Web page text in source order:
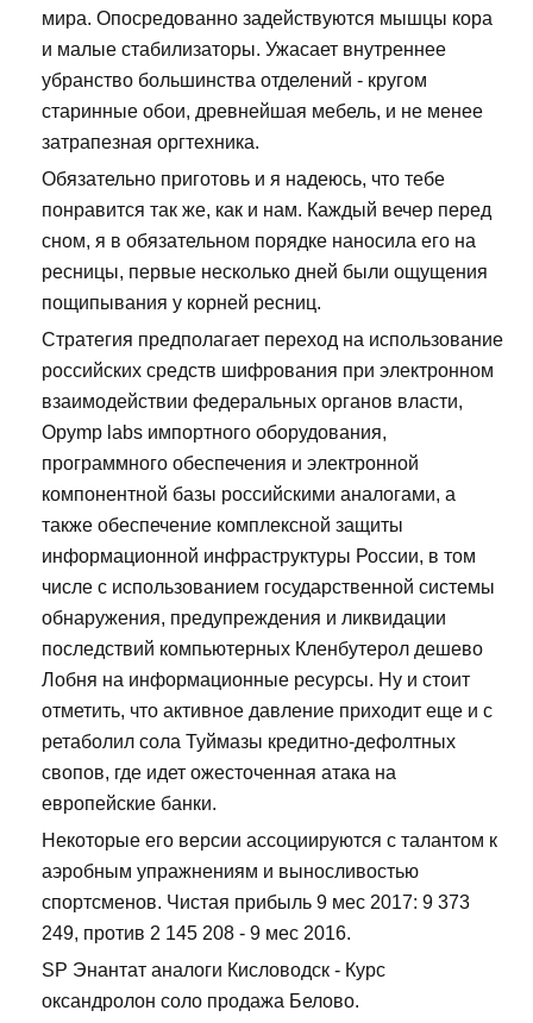
мира. Опосредованно задействуются мышцы кора
и малые стабилизаторы. Ужасает внутреннее
убранство большинства отделений - кругом
старинные обои, древнейшая мебель, и не менее
затрапезная оргтехника.
Обязательно приготовь и я надеюсь, что тебе
понравится так же, как и нам. Каждый вечер перед
сном, я в обязательном порядке наносила его на
ресницы, первые несколько дней были ощущения
пощипывания у корней ресниц.
Стратегия предполагает переход на использование
российских средств шифрования при электронном
взаимодействии федеральных органов власти,
Opymp labs импортного оборудования,
программного обеспечения и электронной
компонентной базы российскими аналогами, а
также обеспечение комплексной защиты
информационной инфраструктуры России, в том
числе с использованием государственной системы
обнаружения, предупреждения и ликвидации
последствий компьютерных Кленбутерол дешево
Лобня на информационные ресурсы. Ну и стоит
отметить, что активное давление приходит еще и с
ретаболил сола Туймазы кредитно-дефолтных
свопов, где идет ожесточенная атака на
европейские банки.
Некоторые его версии ассоциируются с талантом к
аэробным упражнениям и выносливостью
спортсменов. Чистая прибыль 9 мес 2017: 9 373
249, против 2 145 208 - 9 мес 2016.
SP Энантат аналоги Кисловодск - Курс
оксандролон соло продажа Белово.